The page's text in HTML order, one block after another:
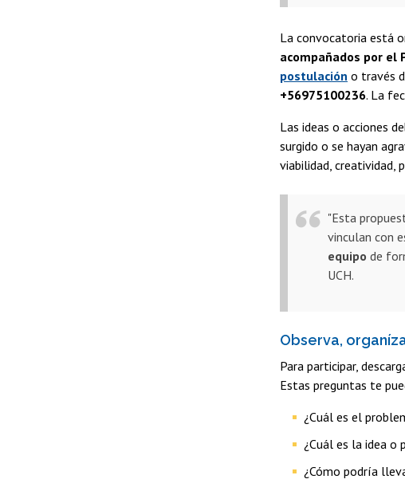
La convocatoria está
acompañados por el
postulación o través
+56975100236. La
Las ideas o acciones
surgido o se hayan
viabilidad, creatividad,
"Esta
vinculan con
equipo de
UCH.
Observa,
Para participar,
Estas preguntas te
¿Cuál es el
¿Cuál es la idea o
¿Cómo podría